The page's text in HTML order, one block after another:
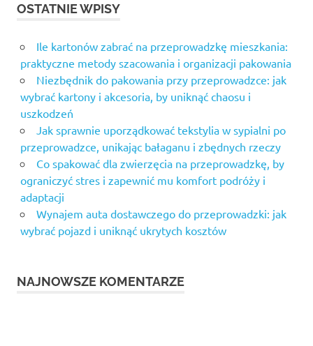
OSTATNIE WPISY
Ile kartonów zabrać na przeprowadzkę mieszkania:
praktyczne metody szacowania i organizacji pakowania
Niezbędnik do pakowania przy przeprowadzce: jak
wybrać kartony i akcesoria, by uniknąć chaosu i
uszkodzeń
Jak sprawnie uporządkować tekstylia w sypialni po
przeprowadzce, unikając bałaganu i zbędnych rzeczy
Co spakować dla zwierzęcia na przeprowadzkę, by
ograniczyć stres i zapewnić mu komfort podróży i
adaptacji
Wynajem auta dostawczego do przeprowadzki: jak
wybrać pojazd i uniknąć ukrytych kosztów
NAJNOWSZE KOMENTARZE